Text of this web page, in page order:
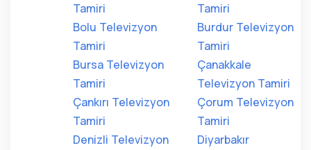
Tamiri
Tamiri
Bolu Televizyon
Tamiri
Burdur Televizyon
Tamiri
Bursa Televizyon
Tamiri
Çanakkale
Televizyon Tamiri
Çankırı Televizyon
Tamiri
Çorum Televizyon
Tamiri
Denizli Televizyon
Diyarbakır